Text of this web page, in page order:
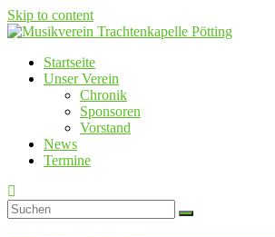
Skip to content
Musikverein Trachtenkapelle Pötting
Startseite
Unser Verein
Chronik
Sponsoren
Vorstand
News
Termine